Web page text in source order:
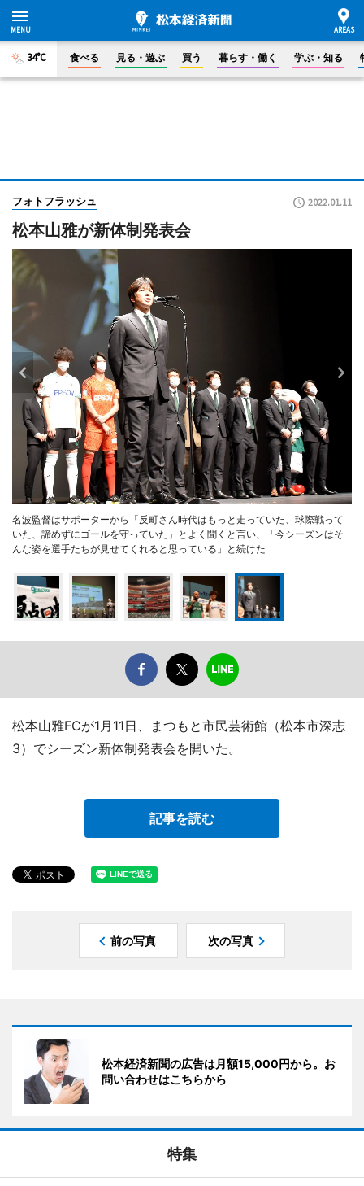
34°C 食べる 見る・遊ぶ 買う 暮らす・働く 学ぶ・知る
フォトフラッシュ 2022.01.11
松本山雅が新体制発表会
名波監督はサポーターから「反町さん時代はもっと走っていた、球際戦って
いた、諦めずにゴールを守っていた」とよく聞くと言い、「今シーズンはそ
んな姿を選手たちが見せてくれると思っている」と続けた
松本山雅FCが1月11日、まつもと市民芸術館（松本市深志
3）でシーズン新体制発表会を開いた。
記事を読む
前の写真 次の写真
松本経済新聞の広告は月額15,000円から。お
問い合わせはこちらから
特集